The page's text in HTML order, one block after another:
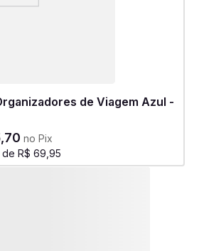
de Viagem Azul -
,70 no Pix
de R$ 69 95